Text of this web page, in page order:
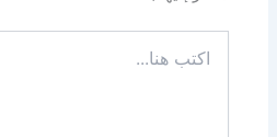
هنا...